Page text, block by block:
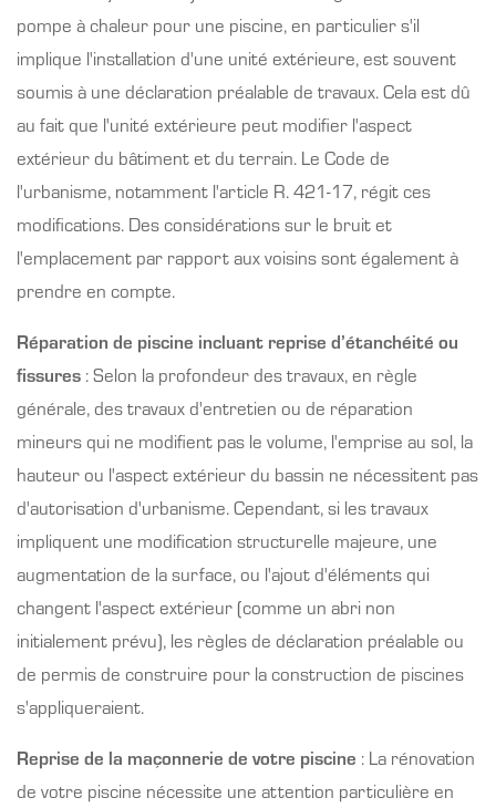
pompe à chaleur pour une piscine, en particulier s'il
implique l'installation d'une unité extérieure, est souvent
soumis à une déclaration préalable de travaux. Cela est dû
au fait que l'unité extérieure peut modifier l'aspect
extérieur du bâtiment et du terrain. Le Code de
l'urbanisme, notamment l'article R. 421-17, régit ces
modifications. Des considérations sur le bruit et
l'emplacement par rapport aux voisins sont également à
prendre en compte.
Réparation de piscine incluant reprise d’étanchéité ou
fissures : Selon la profondeur des travaux, en règle
générale, des travaux d'entretien ou de réparation
mineurs qui ne modifient pas le volume, l'emprise au sol, la
hauteur ou l'aspect extérieur du bassin ne nécessitent pas
d'autorisation d'urbanisme. Cependant, si les travaux
impliquent une modification structurelle majeure, une
augmentation de la surface, ou l'ajout d'éléments qui
changent l'aspect extérieur (comme un abri non
initialement prévu), les règles de déclaration préalable ou
de permis de construire pour la construction de piscines
s'appliqueraient.
Reprise de la maçonnerie de votre piscine : La rénovation
de votre piscine nécessite une attention particulière en